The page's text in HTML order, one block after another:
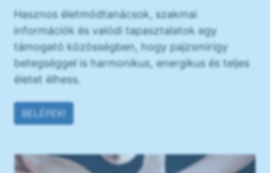
Hasznos életmódtanácsok, szakmai
információk és valódi tapasztalatok egy
támogató közösségben, hogy pajzsmirigy
betegséggel is harmonikus, energikus és teljes
életet élhess.
BELÉPEK!